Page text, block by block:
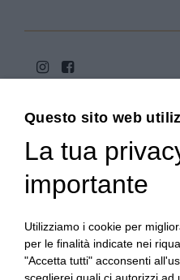
Copyright 2020© Regali
10022 Carmagnola (TO) -
Questo sito web
La tua
importante
Utilizziamo i cookie per
per le finalità indicate nei
"Accetta tutti" acconsenti